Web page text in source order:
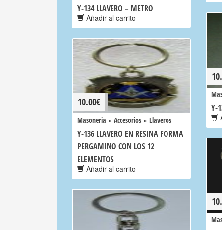
Y-134 LLAVERO – METRO
Añadir al carrito
Y-
10.00€
Masoneria » Accesorios » Llaveros
Y-136 LLAVERO EN RESINA FORMA
PERGAMINO CON LOS 12
ELEMENTOS
Añadir al carrito